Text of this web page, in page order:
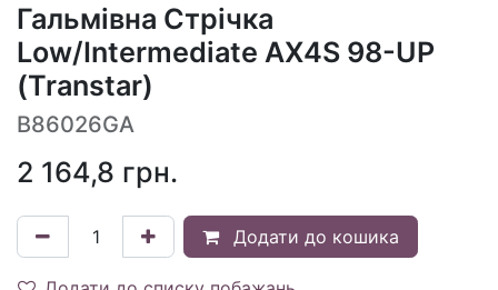
Гальмівна Стрічка
Low/Intermediate AX4S 98-UP
(Transtar)
B86026GA
2 164,8 грн.
Додати до кошика